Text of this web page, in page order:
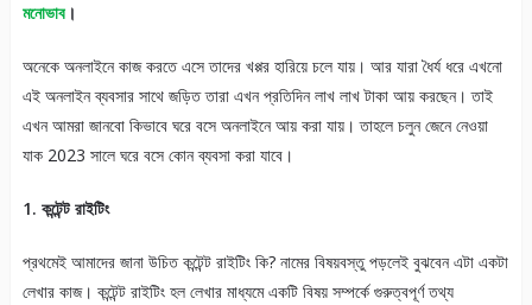
মনোভাব।
অনেকে অনলাইনে কাজ করতে এসে তাদের খপ্পর হারিয়ে চলে যায়। আর যারা ধৈর্য ধরে এখনো
এই অনলাইন ব্যবসার সাথে জড়িত তারা এখন প্রতিদিন লাখ লাখ টাকা আয় করছেন। তাই
এখন আমরা জানবো কিভাবে ঘরে বসে অনলাইনে আয় করা যায়। তাহলে চলুন জেনে নেওয়া
যাক 2023 সালে ঘরে বসে কোন ব্যবসা করা যাবে।
1. কন্টেন্ট রাইটিং
প্রথমেই আমাদের জানা উচিত কন্টেন্ট রাইটিং কি? নামের বিষয়বস্তু পড়লেই বুঝবেন এটা একটা
লেখার কাজ। কন্টেন্ট রাইটিং হল লেখার মাধ্যমে একটি বিষয় সম্পর্কে গুরুত্বপূর্ণ তথ্য